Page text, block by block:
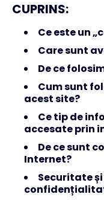
CUPRINS:
Ce este un
Care sunt
De ce
Cum sunt
acest site?
Ce tip de
accesate prin
De ce sunt
Internet?
Securitate